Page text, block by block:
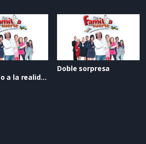
De regreso a la realidad
Doble sorpresa